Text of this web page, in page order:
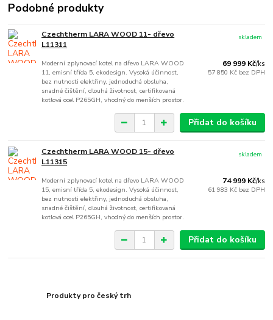
Podobné produkty
Czechtherm LARA WOOD 11- dřevo
L11311
Moderní zplynovací kotel na dřevo LARA WOOD
11, emisní třída 5, ekodesign. Vysoká účinnost,
bez nutnosti elektřiny, jednoduchá obsluha,
snadné čištění, dlouhá životnost, certifikovaná
kotlová ocel P265GH, vhodný do menších prostor.
69 999 Kč/ks
57 850 Kč bez DPH
skladem
Přidat do košíku
Czechtherm LARA WOOD 15- dřevo
L11315
Moderní zplynovací kotel na dřevo LARA WOOD
15, emisní třída 5, ekodesign. Vysoká účinnost,
bez nutnosti elektřiny, jednoduchá obsluha,
snadné čištění, dlouhá životnost, certifikovaná
kotlová ocel P265GH, vhodný do menších prostor.
74 999 Kč/ks
61 983 Kč bez DPH
skladem
Přidat do košíku
Produkty pro český trh